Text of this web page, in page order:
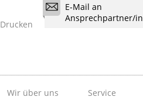
Drucken
E-Mail an
Ansprechpartner/in
Wir über uns Service